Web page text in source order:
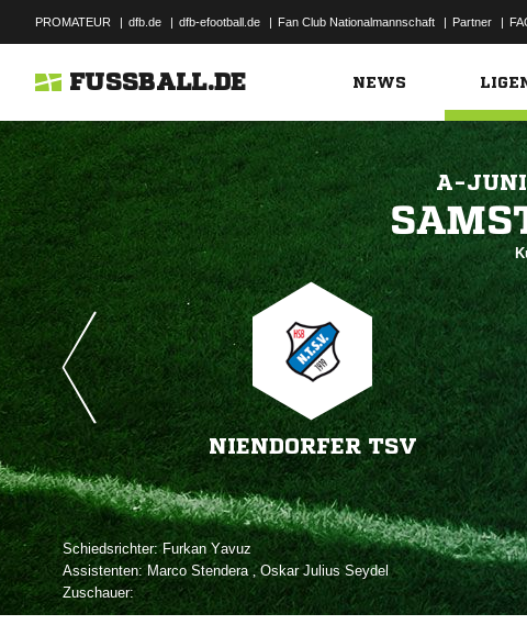
PROMATEUR | dfb.de | dfb-efootball.de | Fan Club Nationalmannschaft | Partner |
FUSSBALL.DE NEWS
A-
NIENDORFER TSV
Schiedsrichter: 
Assistenten:   ,   
Zuschauer: